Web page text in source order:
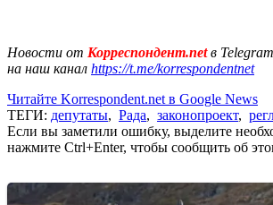
Новости от Корреспондент.netв
на наш канал https://t.me/korrespondentnet
Читайте Korrespondent.net в Google News
ТЕГИ: депутаты, Рада, законопроект,
Если вы заметили ошибку, выделите
нажмите Ctrl+Enter, чтобы сообщить об